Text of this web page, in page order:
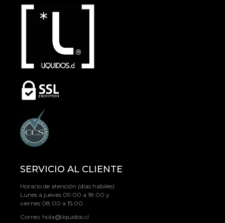
SERVICIO AL CLIENTE
Horario de atención (días hábiles):
Lunes a jueves 09:00 a 18:00 y
viernes 08:00 a 15:00
Correo: hola@liquidos.cl